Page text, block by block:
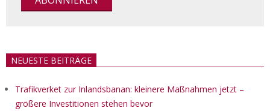
NEUESTE BEITRÄGE
Trafikverket zur Inlandsbanan: kleinere Maßnahmen jetzt –
größere Investitionen stehen bevor